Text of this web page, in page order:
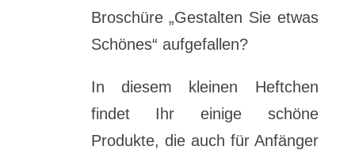
Broschüre „Gestalten Sie etwas
Schönes“ aufgefallen?
In diesem kleinen Heftchen
findet Ihr einige schöne
Produkte, die auch für Anfänger